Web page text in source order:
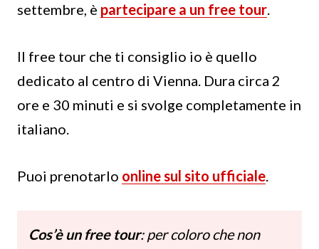
settembre, è partecipare a un free tour.
Il free tour che ti consiglio io è quello
dedicato al centro di Vienna. Dura circa 2
ore e 30 minuti e si svolge completamente in
italiano.
Puoi prenotarlo online sul sito ufficiale.
Cos’è un free tour: per coloro che non